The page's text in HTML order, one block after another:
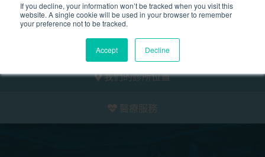
If you decline, your information won’t be tracked when you visit this
website. A single cookie will be used in your browser to remember
your preference not to be tracked.
Accept Decline
預約
我們的診所位置
醫療服務